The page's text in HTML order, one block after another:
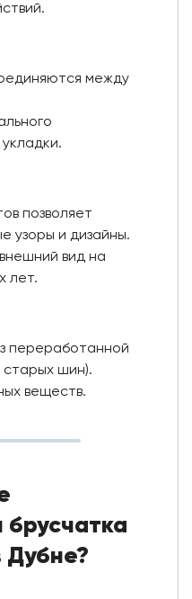
между
позволяет
узоры и дизайны.
вид на
лет.
переработанной
старых шин).
веществ.